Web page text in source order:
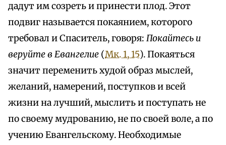
дадут им созреть и принести плод. Этот
подвиг называется покаянием, которого
требовал и Спаситель, говоря: Покайтесь и
веруйте в Евангелие (Мк. 1, 15). Покаяться
значит переменить худой образ мыслей,
желаний, намерений, поступков и всей
жизни на лучший, мыслить и поступать не
по своему мудрованию, не по своей воле, а по
учению Евангельскому. Необходимые